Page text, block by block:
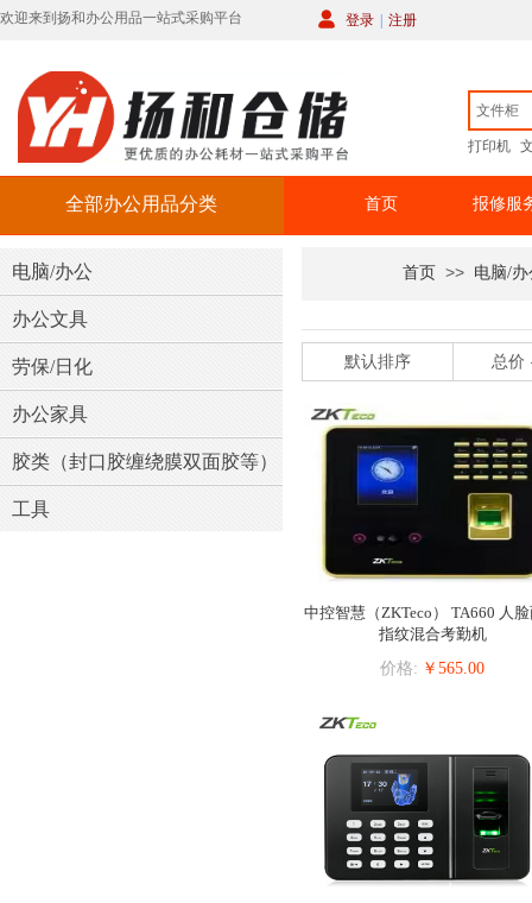
登录 注册
欢迎来到扬和办公用品一站式采购平台
打印机
首页 报修服
全部办公用品
全部办公用品分类
首页 >> 电脑/办
电脑/办公
办公文具
劳保/日化
办公家具
胶类（封口胶缠绕膜双面胶等）
工具
默认排序 总价
中控智慧（ZKTeco） TA660 人
指纹混合考勤机
价格: ￥565.00